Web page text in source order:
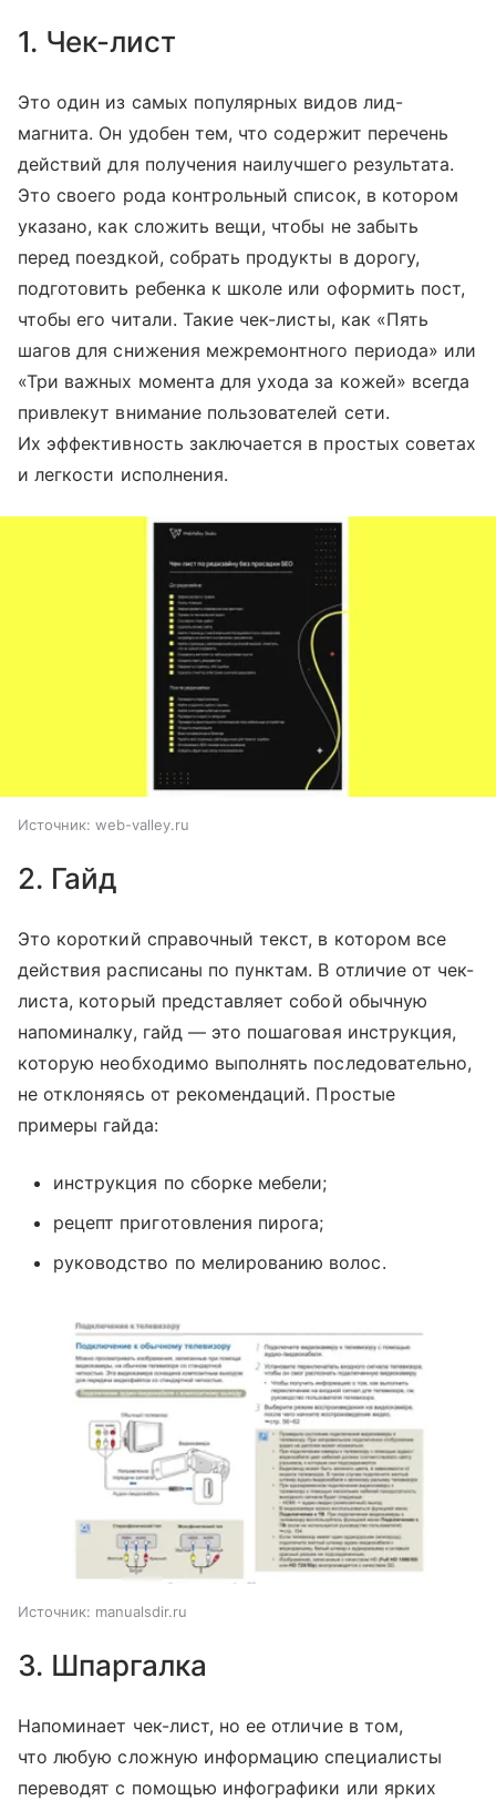
1. Чек-лист
Это один из самых популярных видов лид-
магнита. Он удобен тем, что содержит перечень
действий для получения наилучшего результата.
Это своего рода контрольный список, в котором
указано, как сложить вещи, чтобы не забыть
перед поездкой, собрать продукты в дорогу,
подготовить ребенка к школе или оформить пост,
чтобы его читали. Такие чек-листы, как «Пять
шагов для снижения межремонтного периода» или
«Три важных момента для ухода за кожей» всегда
привлекут внимание пользователей сети.
Их эффективность заключается в простых советах
и легкости исполнения.
Источник: web-valley.ru
2. Гайд
Это короткий справочный текст, в котором все
действия расписаны по пунктам. В отличие от чек-
листа, который представляет собой обычную
напоминалку, гайд — это пошаговая инструкция,
которую необходимо выполнять последовательно,
не отклоняясь от рекомендаций. Простые
примеры гайда:
инструкция по сборке мебели;
рецепт приготовления пирога;
руководство по мелированию волос.
Источник: manualsdir.ru
3. Шпаргалка
Напоминает чек-лист, но ее отличие в том,
что любую сложную информацию специалисты
переводят с помощью инфографики или ярких